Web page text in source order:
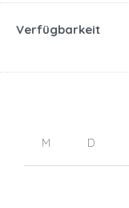
Verfügbarkeit
M D